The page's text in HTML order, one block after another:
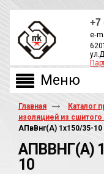
+7
e-
Главная Каталог
изоляцией из сшитого
АПвВнг(A) 1х150/35-10
АПВВНГ(A)
10